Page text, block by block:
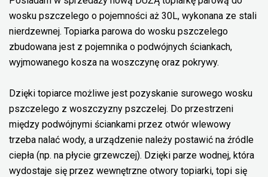
wosku pszczelego o pojemności aż 30L, wykonana ze stali
nierdzewnej. Topiarka parowa do wosku pszczelego
zbudowana jest z pojemnika o podwójnych ściankach,
wyjmowanego kosza na woszczynę oraz pokrywy.
Dzięki topiarce możliwe jest pozyskanie surowego wosku
pszczelego z woszczyzny pszczelej. Do przestrzeni
między podwójnymi ściankami przez otwór wlewowy
trzeba nalać wody, a urządzenie należy postawić na źródle
ciepła (np. na płycie grzewczej). Dzięki parze wodnej, która
wydostaje się przez wewnętrzne otwory topiarki, topi się